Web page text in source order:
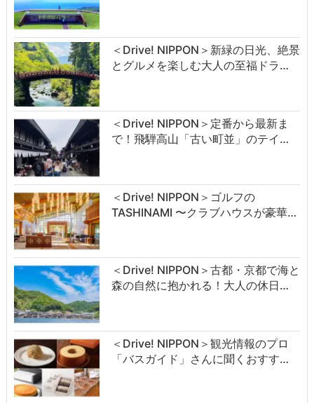
＜Drive! NIPPON＞新緑の日光、絶景
とグルメを楽しむ大人の至福ドラ…
＜Drive! NIPPON＞定番から最新ま
で！飛騨高山「古い町並」のテイ…
＜Drive! NIPPON＞ゴルフの
TASHINAMI 〜クラブハウスが豪華…
＜Drive! NIPPON＞古都・京都で海と
森の自然に抱かれる！大人の休日…
＜Drive! NIPPON＞観光情報のプロ
「バスガイド」さんに聞くおすす…